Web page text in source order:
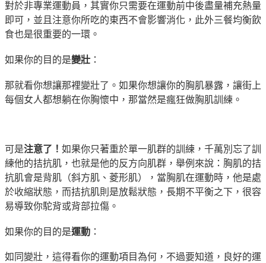
對於非專業運動員，其實你只需要在運動前中後盡量補充熱量
即可，並且注意你所吃的東西不會影響消化，此外三餐均衡飲
食也是很重要的一環。
如果你的目的是變壯 ：
那就看你想讓那裡變壯了。如果你想讓你的胸肌暴露，讓街上
每個女人都想躺在你胸懷中，那當然是瘋狂做胸肌訓練。
可是注意了！ 如果你只著重於單一肌群的訓練，千萬別忘了訓
練他的拮抗肌，也就是他的反方向肌群，舉例來說：胸肌的拮
抗肌會是背肌（斜方肌、菱形肌），當胸肌在運動時，他是處
於收縮狀態，而拮抗肌則是放鬆狀態，長期不平衡之下，很容
易導致你駝背或背部拉傷。
如果你的目的是運動 ：
如同變壯，這得看你的運動項目為何，不過要知道，良好的運